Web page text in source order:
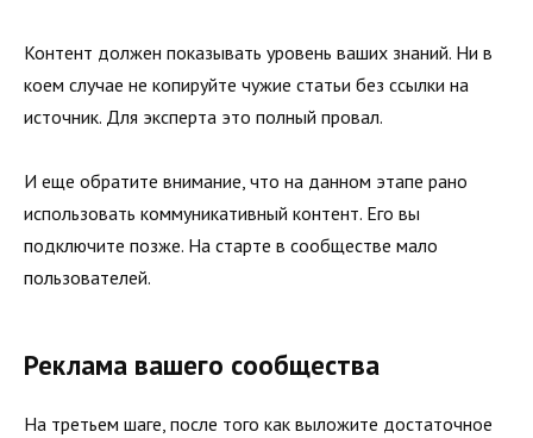
Контент должен показывать уровень ваших знаний. Ни в
коем случае не копируйте чужие статьи без ссылки на
источник. Для эксперта это полный провал.
И еще обратите внимание, что на данном этапе рано
использовать коммуникативный контент. Его вы
подключите позже. На старте в сообществе мало
пользователей.
Реклама вашего сообщества
На третьем шаге, после того как выложите достаточное